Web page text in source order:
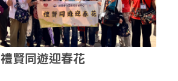
禮賢同遊迎春花